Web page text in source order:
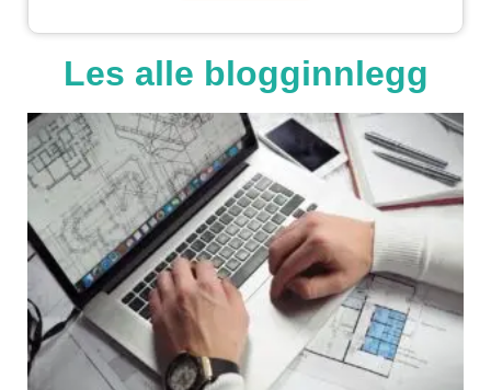
Les alle blogginnlegg